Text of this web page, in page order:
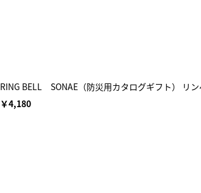
RING BELL SONAE（防災用カタログギフト） リ
￥4,180